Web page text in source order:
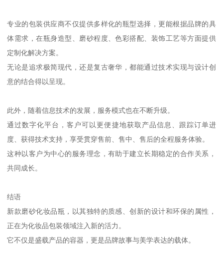
专业的包装供应商不仅提供多样化的瓶型选择，更能根据品牌的具
体需求，在瓶身造型、磨砂程度、色彩搭配、装饰工艺等方面提供
定制化解决方案。
无论是追求极简现代，还是复古奢华，都能通过技术实现与设计创
意的结合得以呈现。
此外，随着信息技术的发展，服务模式也在不断升级。
通过数字化平台，客户可以更便捷地获取产品信息、跟踪订单进
度、获得技术支持，享受贯穿售前、售中、售后的全程服务体验。
这种以客户为中心的服务理念，有助于建立长期稳定的合作关系，
共同成长。
结语
新款磨砂化妆品瓶，以其独特的质感、创新的设计和环保的属性，
正在为化妆品包装领域注入新的活力。
它不仅是盛载产品的容器，更是品牌故事与美学表达的载体。